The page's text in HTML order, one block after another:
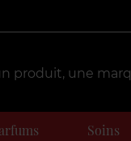
Soins